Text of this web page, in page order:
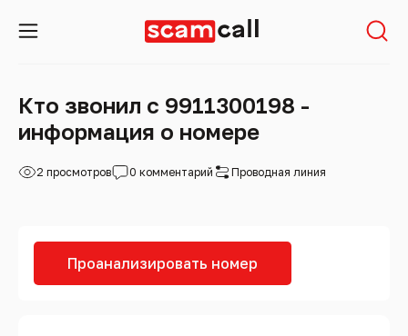
Кто звонил с 9911300198 -
информация о номере
2 просмотров 0 комментарий Проводная линия
Проанализировать номер